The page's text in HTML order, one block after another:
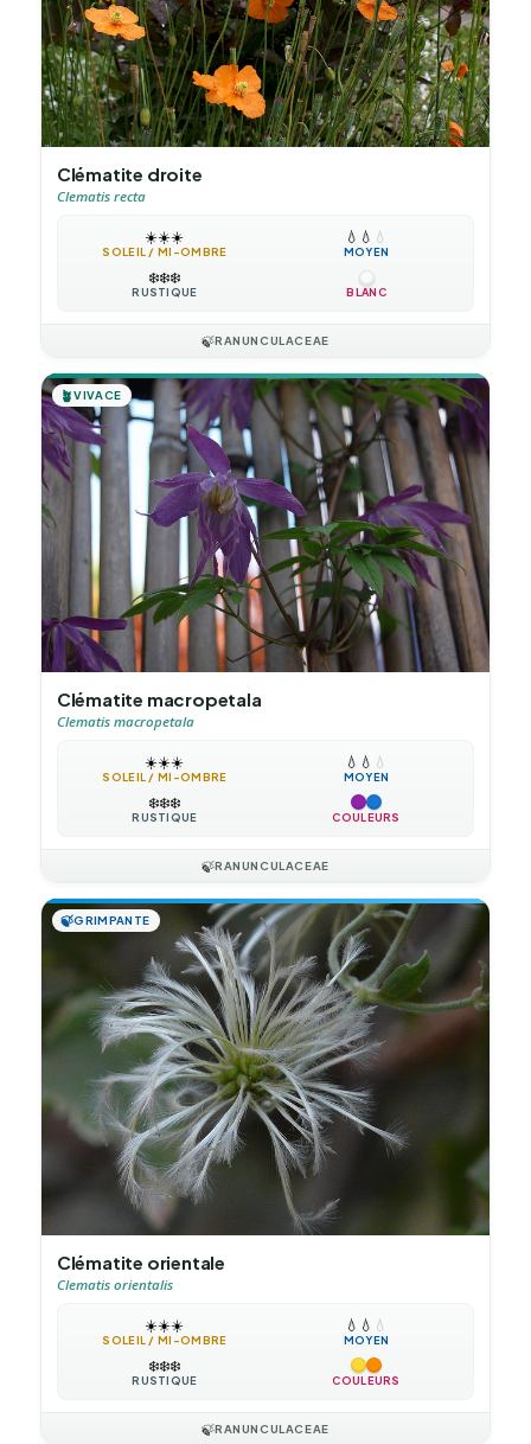
Clématite droite
Clematis recta
☀️☀️☀️
SOLEIL / MI-OMBRE
💧 💧 💧
MOYEN
❄️❄️❄️
RUSTIQUE BLANC
🍃RANUNCULACEAE
🪴VIVACE
Clématite macropetala
Clematis macropetala
☀️☀️☀️
SOLEIL / MI-OMBRE
💧 💧 💧
MOYEN
❄️❄️❄️
RUSTIQUE COULEURS
🍃RANUNCULACEAE
🍃GRIMPANTE
Clématite orientale
Clematis orientalis
☀️☀️☀️
SOLEIL / MI-OMBRE
💧 💧 💧
MOYEN
❄️❄️❄️
RUSTIQUE COULEURS
🍃RANUNCULACEAE